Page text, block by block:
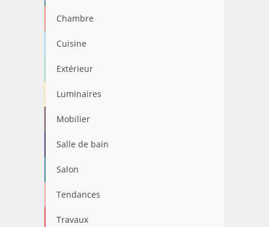
Chambre
Cuisine
Extérieur
Luminaires
Mobilier
Salle de bain
Salon
Tendances
Travaux